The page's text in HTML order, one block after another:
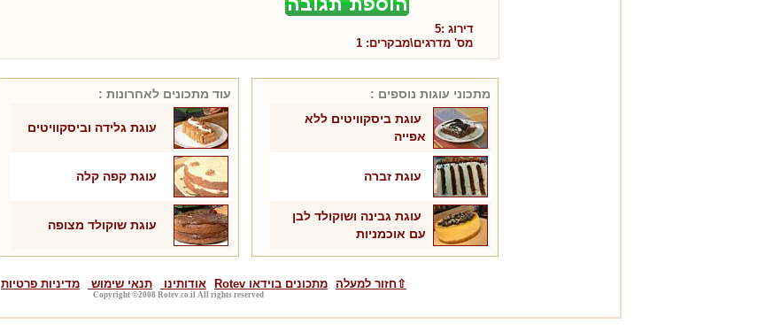
דירוג :5
מס' מדרגים\מבקרים: 1
מתכוני עוגות נוספים :
עוגת ביסקוויטים ללא
אפייה
עוגת זברה
עוגת גבינה ושוקולד לבן
עם אוכמניות
עוד מתכונים לאחרונות :
עוגת גלידה וביסקוויטים
עוגת קפה קלה
עוגת שוקולד מצופה
⇧חזור למעלה מתכונים בוידאו Rotev אודותינו תנאי שימוש מדיניות פרטיות
Copyright ©2008 Rotev.co.il All rights reserved